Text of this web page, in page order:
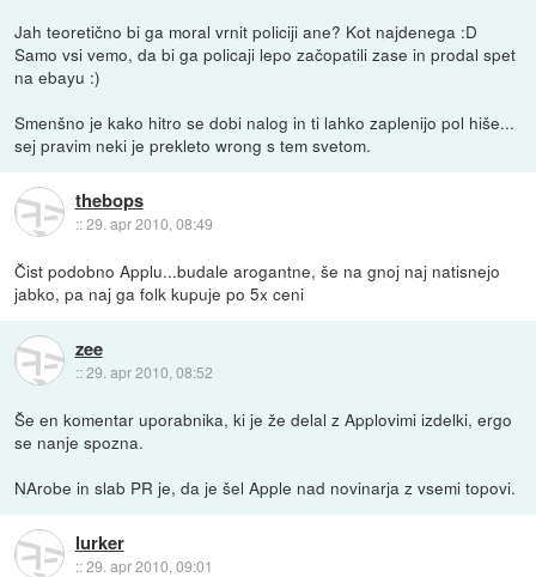
Jah teoretično bi ga moral vrnit policiji ane? Kot najdenega :D
Samo vsi vemo, da bi ga policaji lepo začopatili zase in prodal spet
na ebayu :)
Smenšno je kako hitro se dobi nalog in ti lahko zaplenijo pol hiše...
sej pravim neki je prekleto wrong s tem svetom.
thebops
::29. apr 2010, 08:49
Čist podobno Applu...budale arogantne, še na gnoj naj natisnejo
jabko, pa naj ga folk kupuje po 5x ceni
zee
::29. apr 2010, 08:52
Še en komentar uporabnika, ki je že delal z Applovimi izdelki, ergo
se nanje spozna.
NArobe in slab PR je, da je šel Apple nad novinarja z vsemi topovi.
lurker
::29. apr 2010, 09:01